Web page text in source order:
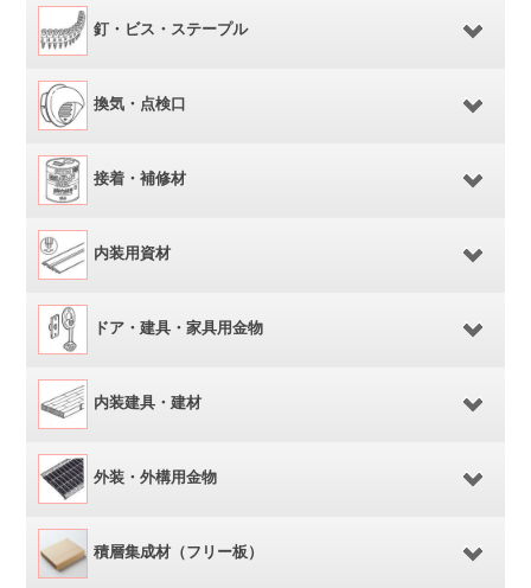
釘・ビス・ステープル
換気・点検口
接着・補修材
内装用資材
ドア・建具・家具用金物
内装建具・建材
外装・外構用金物
積層集成材（フリー板）